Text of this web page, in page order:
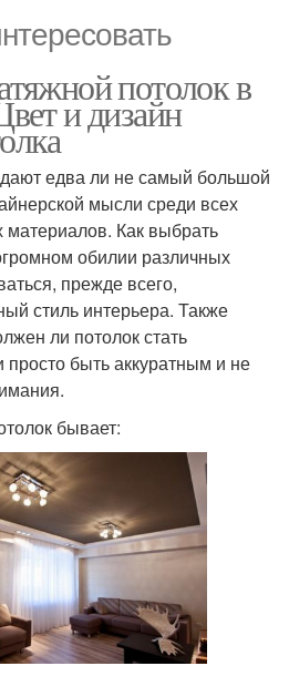
потолок в
и дизайн
едва ли не самый большой
мысли среди всех
материалов. Как выбрать
обилии различных
прежде всего,
стиль интерьера. Также
ли потолок стать
быть аккуратным и не
бывает: